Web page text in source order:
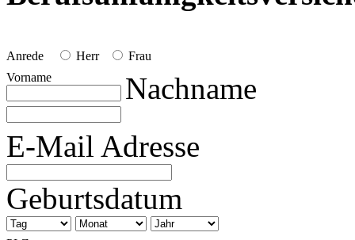
Anrede Herr
Frau
Vorname
Nachname
E-Mail Adresse
Geburtsdatum